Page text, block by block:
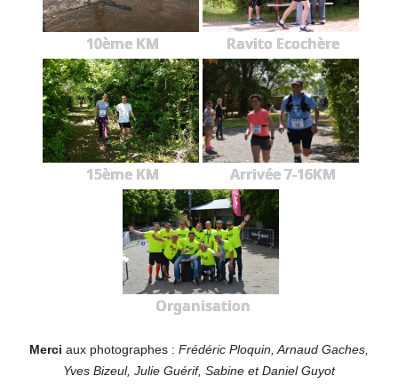
10ème KM Ravito Ecochère
15ème KM Arrivée 7-16KM
Organisation
Merci aux photographes : Frédéric Ploquin, Arnaud Gaches,
Yves Bizeul, Julie Guérif, Sabine et Daniel Guyot